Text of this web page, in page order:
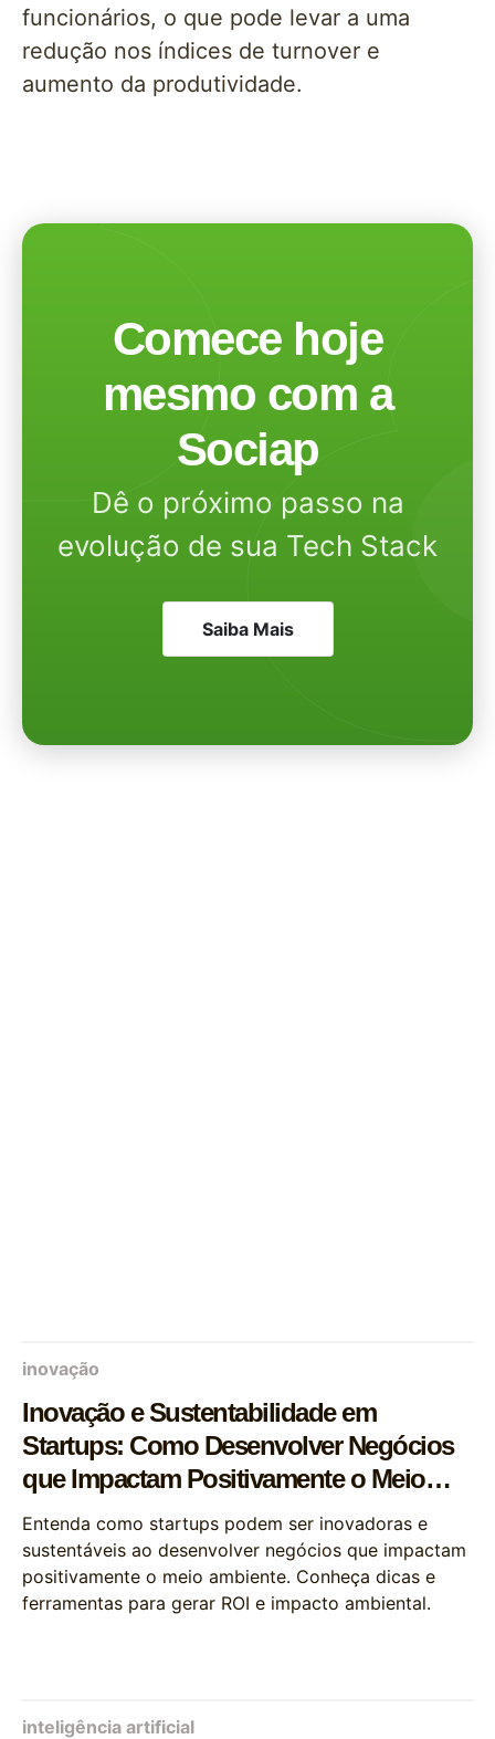
funcionários, o que pode levar a uma
redução nos índices de turnover e
aumento da produtividade.
Comece hoje
mesmo com a
Sociap
Dê o próximo passo na
evolução de sua Tech Stack
Saiba Mais
inovação
Inovação e Sustentabilidade em
Startups: Como Desenvolver Negócios
que Impactam Positivamente o Meio
Ambiente
Entenda como startups podem ser inovadoras e
sustentáveis ao desenvolver negócios que impactam
positivamente o meio ambiente. Conheça dicas e
ferramentas para gerar ROI e impacto ambiental.
inteligência artificial